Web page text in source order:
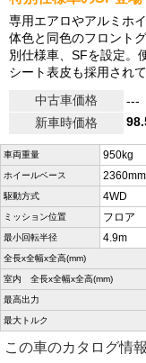
専用エアロやアルミホ
体色と同色のフロント
別仕様車、SFを設定。
シート表皮も採用され
中古車価格
---
新車時価格
車両重量 950kg
ホイールベース 2360mm
駆動方式 4WD
ミッション位置 フロア
最小回転半径 4.9m
全長x全幅x全高(mm)
室内 全長x全幅x全高(mm)
最高出力
最大トルク
この車のカタログ情